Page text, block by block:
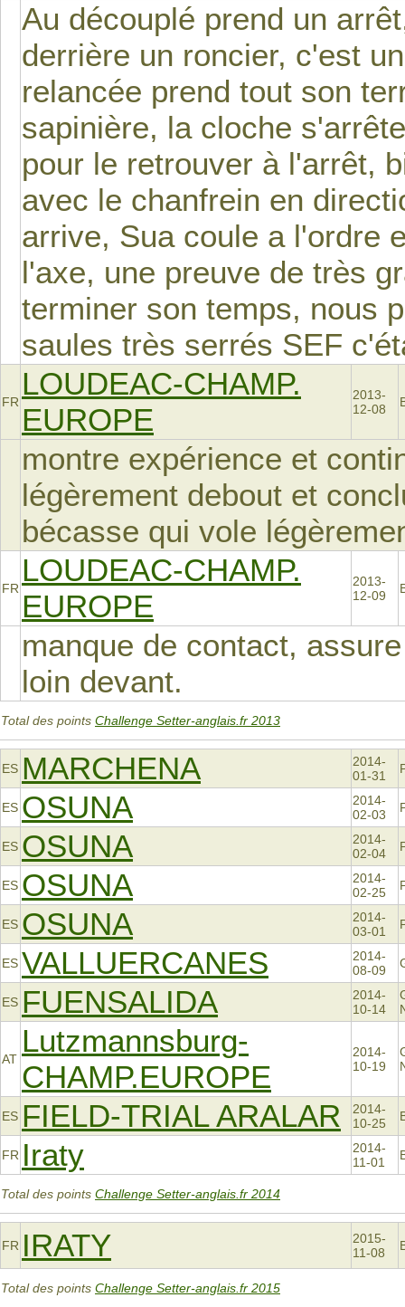
Au découplé prend un
derrière un roncier, c'est
relancée prend tout son
sapinière, la cloche
pour le retrouver à l'arrêt,
avec le chanfrein en
arrive, Sua coule a l'ordre
l'axe, une preuve de très
terminer son temps, nous
saules très serrés SEF
FR
LOUDEAC-CHAMP.
EUROPE
2013-
12-08
montre expérience et
légèrement debout et
bécasse qui vole
FR
LOUDEAC-CHAMP.
EUROPE
2013-
12-09
manque de contact,
loin devant.
Total des points Challenge Setter-anglais.fr 2013
ES MARCHENA
2014-
01-31
ES OSUNA
2014-
02-03
ES OSUNA
2014-
02-04
ES OSUNA
2014-
02-25
ES OSUNA
2014-
03-01
ES VALLUERCANES
2014-
08-09
ES FUENSALIDA
2014-
10-14
AT
Lutzmannsburg-
CHAMP.EUROPE
2014-
10-19
ES FIELD-TRIAL ARALAR
2014-
10-25
FR Iraty
2014-
11-01
Total des points Challenge Setter-anglais.fr 2014
FR IRATY
2015-
11-08
Total des points Challenge Setter-anglais.fr 2015